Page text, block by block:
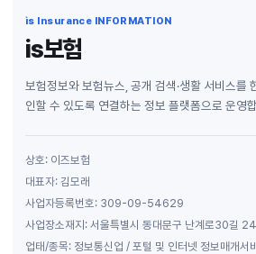
is Insurance INFORMATION
is보험
보험정보와 보험뉴스, 공개 검색·생활 서비스를
인할 수 있도록 연결하는 정보 플랫폼으로 운영
상호: 이즈보험
대표자: 김모래
사업자등록번호: 309-09-54629
사업장소재지: 서울특별시 동대문구 난계로30길
업태/종목: 정보통신업 / 포털 및 인터넷 정보매개서